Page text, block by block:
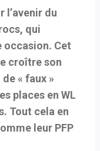
l’avenir du
qui
occasion. Cet
croître son
« faux »
places en WL
Tout cela en
leur PFP